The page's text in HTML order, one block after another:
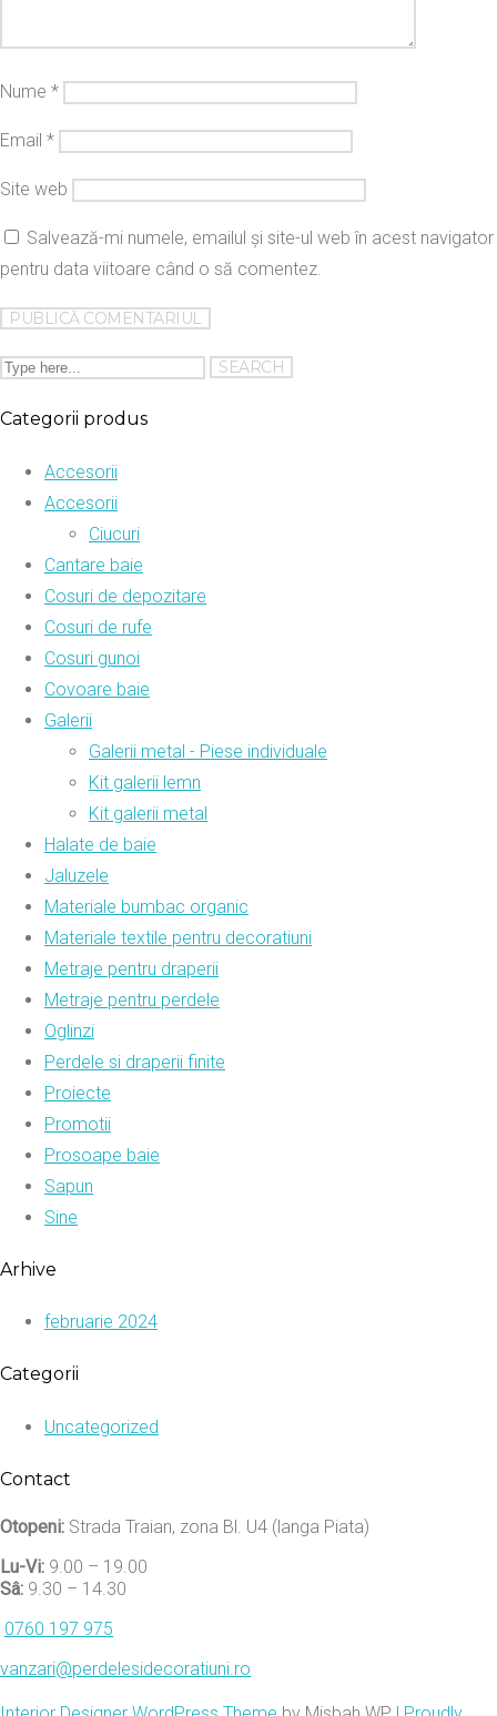
Nume *
Email *
Site web
Salvează-mi numele, emailul și site-ul web în acest navigator
pentru data viitoare când o să comentez.
Categorii produs
Accesorii
Accesorii
Ciucuri
Cantare baie
Cosuri de depozitare
Cosuri de rufe
Cosuri gunoi
Covoare baie
Galerii
Galerii metal - Piese individuale
Kit galerii lemn
Kit galerii metal
Halate de baie
Jaluzele
Materiale bumbac organic
Materiale textile pentru decoratiuni
Metraje pentru draperii
Metraje pentru perdele
Oglinzi
Perdele si draperii finite
Proiecte
Promotii
Prosoape baie
Sapun
Sine
Arhive
februarie 2024
Categorii
Uncategorized
Contact
Otopeni: Strada Traian, zona Bl. U4 (langa Piata)
Lu-Vi: 9.00 – 19.00
Sâ: 9.30 – 14.30
0760 197 975
vanzari@perdelesidecoratiuni.ro